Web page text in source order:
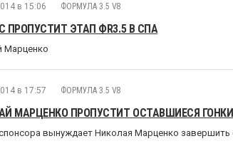
в 15:06 ФОРМУЛА 3.5 V8
ПРОПУСТИТ ЭТАП ФR3.5 В СПА
Марценко
в 17:57 ФОРМУЛА 3.5 V8
МАРЦЕНКО ПРОПУСТИТ ОСТАВШИЕСЯ ГОНКИ
вынуждает Николая Марценко